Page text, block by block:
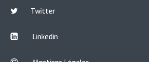
Twitter
Linkedin